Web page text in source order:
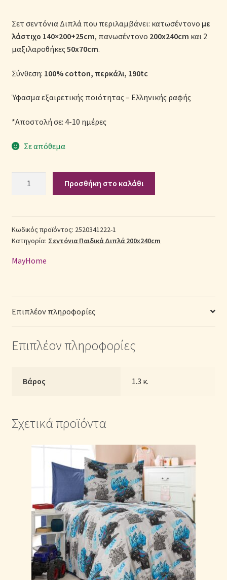
Ολοκλήρωση παραγγελίας
Παπλώματα για Ζεστασιά & Άνεση
Παπλωματοθήκες
Πικέ Κουβέρτες
Πολιτική cookie
Σετ σεντόνια Διπλά που περιλαμβάνει: κατωσέντονο με
λάστιχο 140×200+25cm, πανωσέντονο 200x240cm και 2
μαξιλαροθήκες50x70cm.
Σύνθεση: 100% cotton, περκάλι, 190tc
Ύφασμα εξαιρετικής ποιότητας – Ελληνικής ραφής
*Αποστολή σε: 4-10 ημέρες
Σε απόθεμα
Διπλά
2520341222-
με
x
200cm
25cm)
Προσθήκη στο καλάθι
Κωδικός προϊόντος: 2520341222-1
Κατηγορία: Σεντόνια Παιδικά Διπλά 200x240cm
MayHome
Επιπλέον πληροφορίες
Επιπλέον πληροφορίες
Βάρος 1.3 κ.
Σχετικά προϊόντα